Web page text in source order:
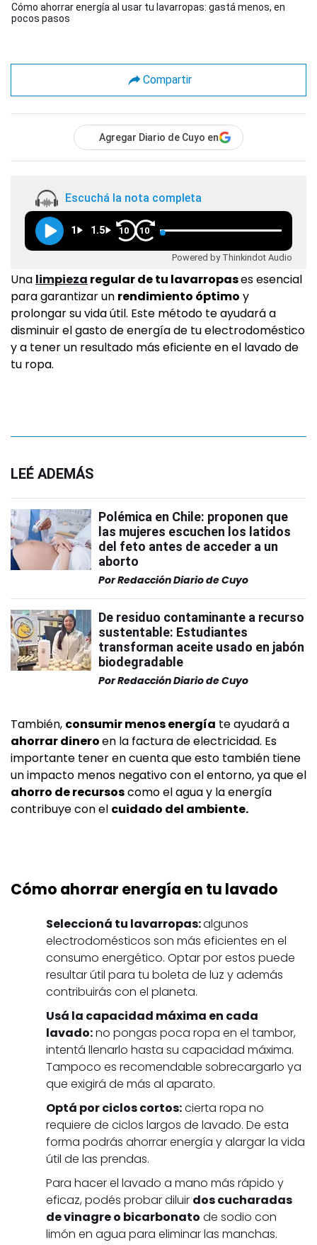
Cómo ahorrar energía al usar tu lavarropas: gastá menos, en
pocos pasos
Compartir
Agregar Diario de Cuyo en
Escuchá la nota completa
1 1.5 10 10
Powered by Thinkindot Audio
Una limpieza regular de tu lavarropases esencial
para garantizar un rendimiento óptimo y
prolongar su vida útil. Este método te ayudará a
disminuir el gasto de energía de tu electrodoméstico
y a tener un resultado más eficiente en el lavado de
tu ropa.
LEÉ ADEMÁS
Polémica en Chile: proponen que
las mujeres escuchen los latidos
del feto antes de acceder a un
aborto
PorRedacción Diario de Cuyo
De residuo contaminante a recurso
sustentable: Estudiantes
transforman aceite usado en jabón
biodegradable
PorRedacción Diario de Cuyo
También, consumir menos energía te ayudará a
ahorrar dineroen la factura de electricidad. Es
importante tener en cuenta que esto también tiene
un impacto menos negativo con el entorno, ya que el
ahorro de recursoscomo el agua y la energía
contribuye con el cuidado del ambiente.
Cómo ahorrar energía en tu lavado
Seleccioná tu lavarropas:algunos
electrodomésticos son más eficientes en el
consumo energético. Optar por estos puede
resultar útil para tu boleta de luz y además
contribuirás con el planeta.
Usá la capacidad máxima en cada
lavado:no pongas poca ropa en el tambor,
intentá llenarlo hasta su capacidad máxima.
Tampoco es recomendable sobrecargarlo ya
que exigirá de más al aparato.
Optá por ciclos cortos:cierta ropa no
requiere de ciclos largos de lavado. De esta
forma podrás ahorrar energía y alargar la vida
útil de las prendas.
Para hacer el lavado a mano más rápido y
eficaz, podés probar diluir dos cucharadas
de vinagre o bicarbonato de sodio con
limón en agua para eliminar las manchas.